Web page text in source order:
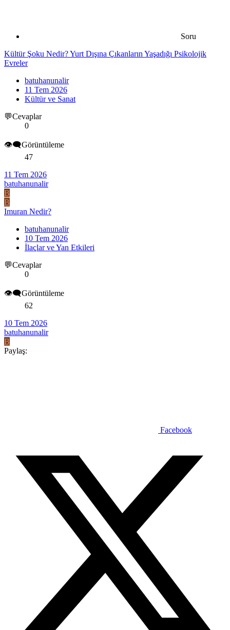
Soru
Kültür Şoku Nedir? Yurt Dışına Çıkanların Yaşadığı Psikolojik
Evreler
batuhanunalir
11 Tem 2026
Kültür ve Sanat
💬Cevaplar
0
👁️‍🗨️Görüntüleme
47
11 Tem 2026
batuhanunalir
B
B
Imuran Nedir?
batuhanunalir
10 Tem 2026
İlaçlar ve Yan Etkileri
💬Cevaplar
0
👁️‍🗨️Görüntüleme
62
10 Tem 2026
batuhanunalir
B
Paylaş:
Facebook